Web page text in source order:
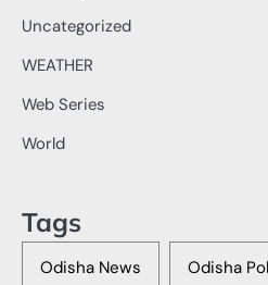
Uncategorized
WEATHER
Web Series
World
Tags
Odisha News Odisha